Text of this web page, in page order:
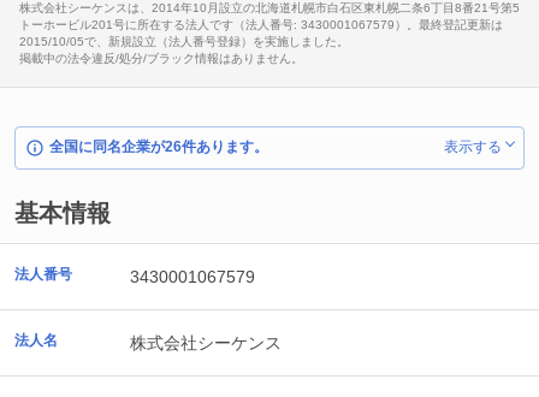
株式会社シーケンスは、2014年10月設立の北海道札幌市白石区東札幌二条6丁目8番21号第5
トーホービル201号に所在する法人です（法人番号: 3430001067579）。最終登記更新は
2015/10/05で、新規設立（法人番号登録）を実施しました。
掲載中の法令違反/処分/ブラック情報はありません。
全国に同名企業が26件あります。 表示する
基本情報
法人番号 3430001067579
法人名 株式会社シーケンス